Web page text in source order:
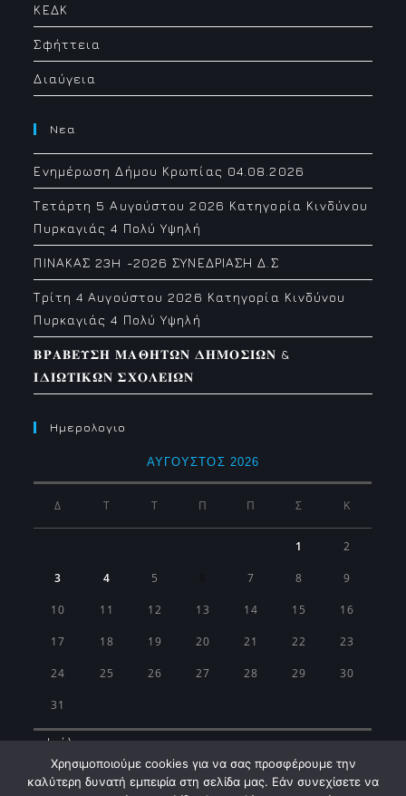
ΚΕΔΚ
Σφήττεια
Διαύγεια
Νεα
Ενημέρωση Δήμου Κρωπίας 04.08.2026
Τετάρτη 5 Αυγούστου 2026 Κατηγορία Κινδύνου
Πυρκαγιάς 4 Πολύ Υψηλή
ΠΙΝΑΚΑΣ 23H -2026 ΣΥΝΕΔΡΙΑΣΗ Δ.Σ
Τρίτη 4 Αυγούστου 2026 Κατηγορία Κινδύνου
Πυρκαγιάς 4 Πολύ Υψηλή
𝚩𝚸𝚨𝚩𝚬𝚼𝚺𝚮 𝚳𝚨𝚯𝚮𝚻𝛀𝚴 𝚫𝚮𝚳𝚶𝚺𝚰𝛀𝚴 &
𝚰𝚫𝚰𝛀𝚻𝚰𝚱𝛀𝚴 𝚺𝚾𝚶𝚲𝚬𝚰𝛀𝚴
Ημερολογιο
ΑΎΓΟΥΣΤΟΣ 2026
Δ Τ Τ Π Π Σ Κ
1 2
3 4 5 7 8 9
10 11 12 13 14 15 16
17 18 19 20 21 22 23
24 25 26 27 28 29 30
31
« Ιούλ
Χρησιμοποιούμε cookies για να σας προσφέρουμε την
καλύτερη δυνατή εμπειρία στη σελίδα μας. Εάν συνεχίσετε να